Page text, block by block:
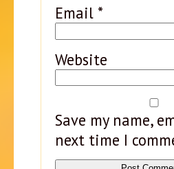
Email *
Website
Save my name,
next time I